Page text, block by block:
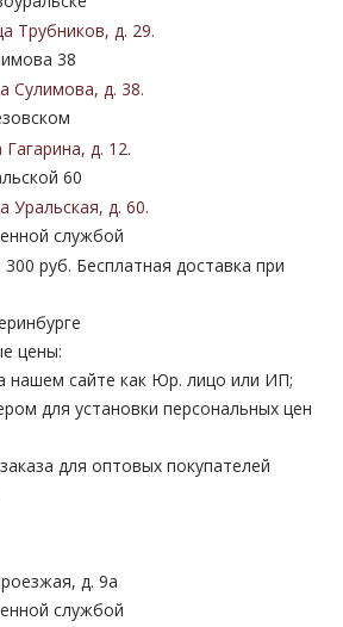
Трубников, д. 29.
38
Сулимова, д. 38.
Гагарина, д. 12.
60
Уральская, д. 60.
службой
руб. Бесплатная доставка при
цены:
нашем сайте как Юр. лицо или ИП;
для установки персональных цен
для оптовых покупателей
д. 9а
службой